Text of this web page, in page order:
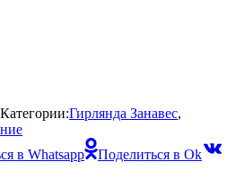
Категории:Гирлянда Занавес,
в Whatsapp
Поделиться в Ok